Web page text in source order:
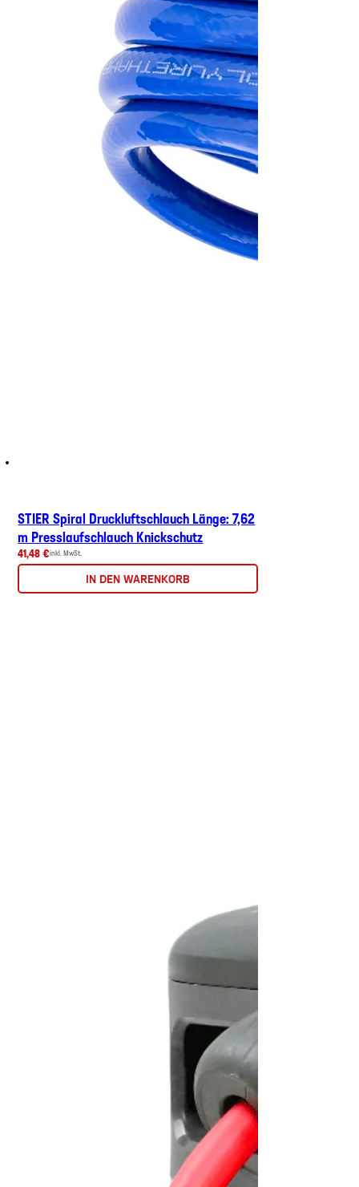
STIER Spiral Druckluftschlauch Länge: 7,62
m Presslaufschlauch Knickschutz
41,48 €inkl. MwSt.
IN DEN WARENKORB